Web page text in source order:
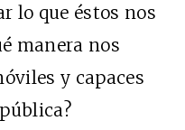
lo que éstos nos
manera nos
y capaces